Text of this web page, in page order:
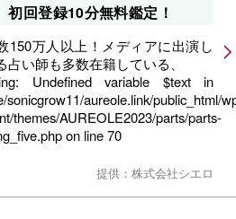
初回登録10分無料鑑定！
150万人以上！メディアに出演し
占い師も多数在籍している、
: Undefined variable $text in
sonicgrow11/aureole.link/public_html/
themes/AUREOLE2023/parts/parts-
on line70
提供：株式会社シエロ